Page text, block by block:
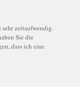
zeitaufwendig.
Sie die
dass ich eine